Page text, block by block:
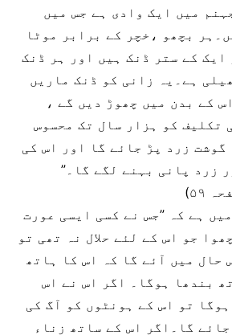
میں ایک وادی ہے جس میں
بچھو ،خچر کے برابر موٹا
ایک کے ستر ڈنک ہیں اور ہر ڈنک
ہے۔یہ زانی کو ڈنک ماریں
کے بدن میں چھوڑ دیں گے ،
تکلیف کو ہزار سال تک محسوس
گوشت زرد پڑ جائے گا اور اس کی
زرد پانی بہنے لگے گا۔”
ہے کہ ”جس نے کسی ایسی عورت
جو اس کے لئے حلال نہ تھی تو
حال میں آئے گا کہ اس کا ہاتھ
بندھا ہوگا۔ اگر اس نے اس
تو اس کے ہونٹوں کو آگ کی
گا۔اگر اس کے ساتھ زناء